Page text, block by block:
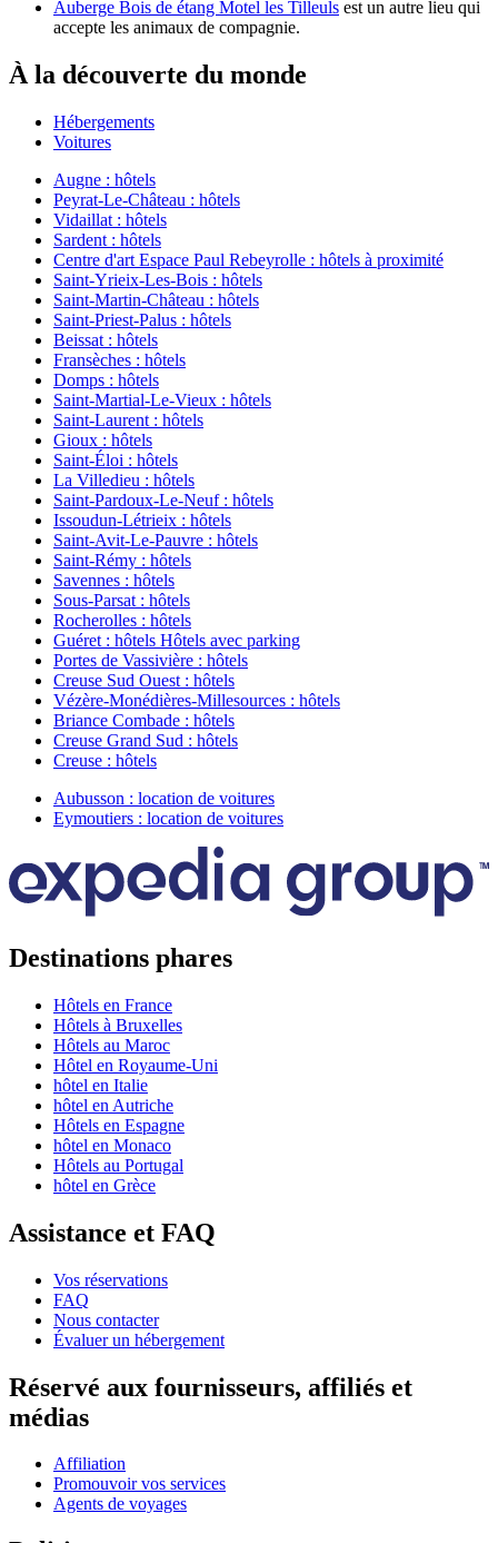
Auberge Bois de étang Motel les Tilleuls est un autre lieu qui
accepte les animaux de compagnie.
À la découverte du monde
Hébergements
Voitures
Augne : hôtels
Peyrat-Le-Château : hôtels
Vidaillat : hôtels
Sardent : hôtels
Centre d'art Espace Paul Rebeyrolle : hôtels à proximité
Saint-Yrieix-Les-Bois : hôtels
Saint-Martin-Château : hôtels
Saint-Priest-Palus : hôtels
Beissat : hôtels
Fransèches : hôtels
Domps : hôtels
Saint-Martial-Le-Vieux : hôtels
Saint-Laurent : hôtels
Gioux : hôtels
Saint-Éloi : hôtels
La Villedieu : hôtels
Saint-Pardoux-Le-Neuf : hôtels
Issoudun-Létrieix : hôtels
Saint-Avit-Le-Pauvre : hôtels
Saint-Rémy : hôtels
Savennes : hôtels
Sous-Parsat : hôtels
Rocherolles : hôtels
Guéret : hôtels Hôtels avec parking
Portes de Vassivière : hôtels
Creuse Sud Ouest : hôtels
Vézère-Monédières-Millesources : hôtels
Briance Combade : hôtels
Creuse Grand Sud : hôtels
Creuse : hôtels
Aubusson : location de voitures
Eymoutiers : location de voitures
Destinations phares
Hôtels en France
Hôtels à Bruxelles
Hôtels au Maroc
Hôtel en Royaume-Uni
hôtel en Italie
hôtel en Autriche
Hôtels en Espagne
hôtel en Monaco
Hôtels au Portugal
hôtel en Grèce
Assistance et FAQ
Vos réservations
FAQ
Nous contacter
Évaluer un hébergement
Réservé aux fournisseurs, affiliés et
médias
Affiliation
Promouvoir vos services
Agents de voyages